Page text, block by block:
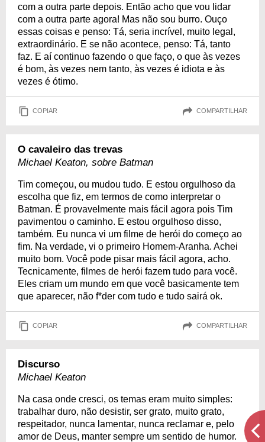
com a outra parte depois. Então acho que vou lidar
com a outra parte agora! Mas não sou burro. Ouço
essas coisas e penso: Tá, seria incrível, muito legal,
extraordinário. E se não acontece, penso: Tá, tanto
faz. E aí continuo fazendo o que faço, o que às vezes
é bom, às vezes nem tanto, às vezes é idiota e às
vezes é ótimo.
COPIAR COMPARTILHAR
O cavaleiro das trevas
Michael Keaton, sobre Batman
Tim começou, ou mudou tudo. E estou orgulhoso da
escolha que fiz, em termos de como interpretar o
Batman. É provavelmente mais fácil agora pois Tim
pavimentou o caminho. E estou orgulhoso disso,
também. Eu nunca vi um filme de herói do começo ao
fim. Na verdade, vi o primeiro Homem-Aranha. Achei
muito bom. Você pode pisar mais fácil agora, acho.
Tecnicamente, filmes de herói fazem tudo para você.
Eles criam um mundo em que você basicamente tem
que aparecer, não f*der com tudo e tudo sairá ok.
COPIAR COMPARTILHAR
Discurso
Michael Keaton
Na casa onde cresci, os temas eram muito simples:
trabalhar duro, não desistir, ser grato, muito grato,
respeitador, nunca lamentar, nunca reclamar e, pelo
amor de Deus, manter sempre um sentido de humor.